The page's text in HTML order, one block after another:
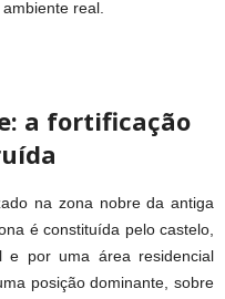
real.
a fortificação
na zona nobre da antiga
é constituída pelo castelo,
e por uma área residencial
posição dominante, sobre